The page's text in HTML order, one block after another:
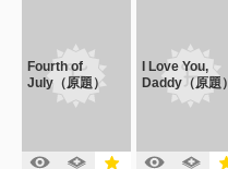
Fourth of
July（原題）
I Love You,
Daddy（原題）